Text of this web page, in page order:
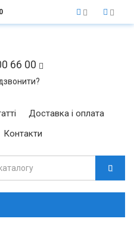
0
66 00
Доставка і оплата
Контакти